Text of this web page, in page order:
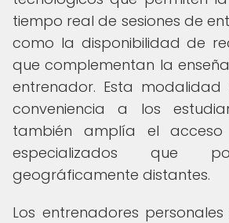
tiempo real de sesiones de
como la disponibilidad de
que complementan la
entrenador. Esta
conveniencia a los
también amplía el acceso
especializados que
geográficamente distantes.
Los entrenadores